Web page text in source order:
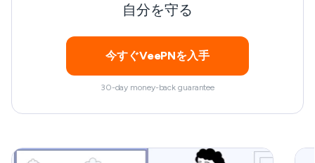
ールよりもはるかに安全なオプションとなって
を変更する方法を学び、そうする一般的な理由
とあまり目立たない理由を探ってみましょう。
自分を守る
今すぐVeePNを入手
30-day money-back guarantee